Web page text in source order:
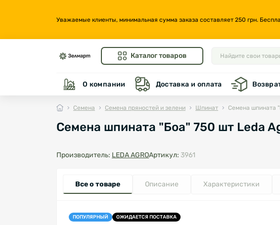
Уважаемые клиенты, минимальная сумма заказа составляет 250 грн.
Каталог товаров
О компании Доставка и оплата
Семена Семена пряностей и зелени Шпинат Семена шпината
Семена шпината "Боа" 750 шт Leda
Производитель: LEDA AGROАртикул: 3961
Все о товаре Описание Характеристики
ПОПУЛЯРНЫЙ ОЖИДАЕТСЯ ПОСТАВКА